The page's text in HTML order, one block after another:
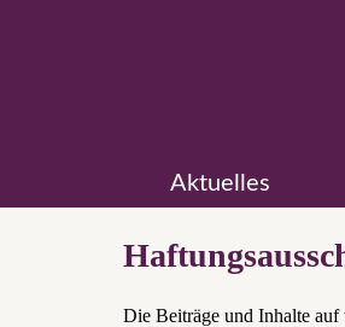
Aktuelles
Die Beiträge und Inhalte